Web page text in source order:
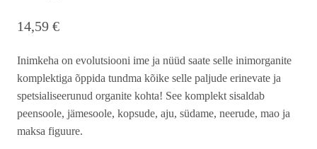
14,59 €
Inimkeha on evolutsiooni ime ja nüüd saate selle inimorganite
komplektiga õppida tundma kõike selle paljude erinevate ja
spetsialiseerunud organite kohta! See komplekt sisaldab
peensoole, jämesoole, kopsude, aju, südame, neerude, mao ja
maksa figuure.